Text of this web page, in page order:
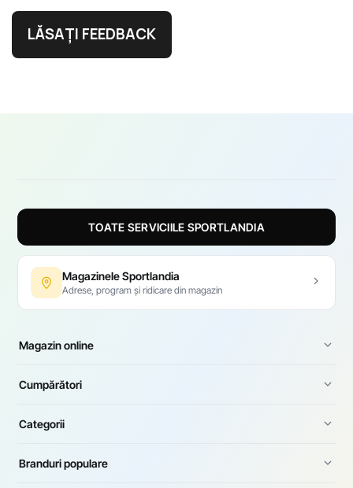
LĂSAȚI FEEDBACK
TOATE SERVICIILE SPORTLANDIA
Magazinele Sportlandia
Adrese, program și ridicare din magazin
Magazin online
Cumpărători
Categorii
Branduri populare